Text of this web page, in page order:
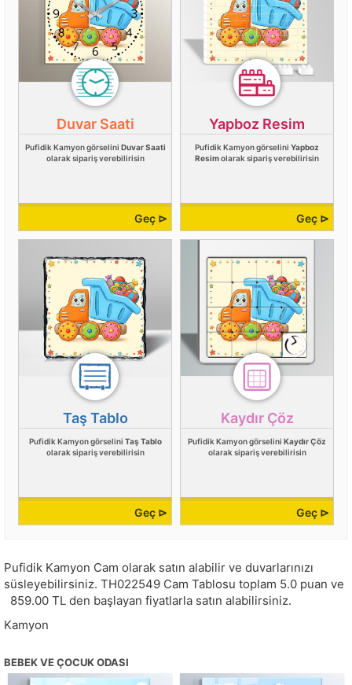
Duvar Saati
Pufidik Kamyon görselini Duvar Saati
olarak sipariş verebilirisin
Geç ⊳
Yapboz Resim
Pufidik Kamyon görselini Yapboz
Resimolarak sipariş verebilirisin
Geç ⊳
Taş Tablo
Pufidik Kamyon görselini Taş Tablo
olarak sipariş verebilirisin
Geç ⊳
Kaydır Çöz
Pufidik Kamyon görselini Kaydır Çöz
olarak sipariş verebilirisin
Geç ⊳
Pufidik Kamyon Cam olarak satın alabilir ve duvarlarınızı
süsleyebilirsiniz. TH022549 Cam Tablosu toplam 5.0 puan ve
859.00 TL den başlayan fiyatlarla satın alabilirsiniz.
Kamyon
BEBEK VE ÇOCUK ODASI